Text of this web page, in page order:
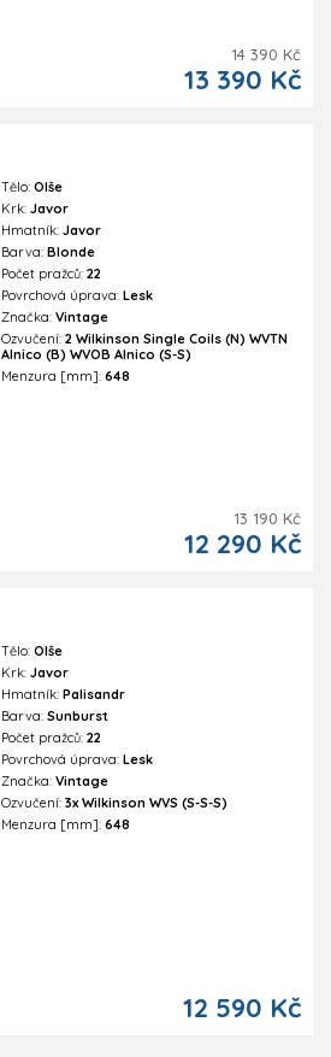
14 390 Kč
13 390 Kč
Tělo:Olše
Krk:Javor
Hmatník:Javor
Barva:Blonde
Počet pražců:22
Povrchová úprava:Lesk
Značka:Vintage
Ozvučení:2 Wilkinson Single Coils (N) WVTN
Alnico (B) WVOB Alnico (S-S)
Menzura [mm]:648
13 190 Kč
12 290 Kč
Tělo:Olše
Krk:Javor
Hmatník:Palisandr
Barva:Sunburst
Počet pražců:22
Povrchová úprava:Lesk
Značka:Vintage
Ozvučení:3x Wilkinson WVS (S-S-S)
Menzura [mm]:648
12 590 Kč